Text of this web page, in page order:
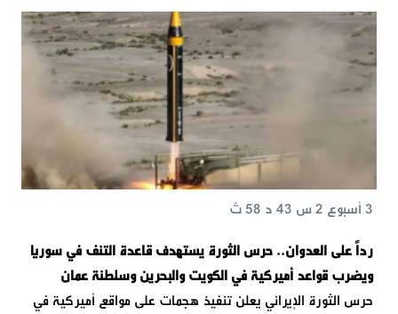
رداً على العدوان.. حرس الثورة يستهدف قاعدة التنف في سوريا
ويضرب قواعد أميركية في الكويت والبحرين وسلطنة عمان
3 أسبوع 2 س 43 د 58 ث
حرس الثورة الإيراني يعلن تنفيذ هجمات على مواقع أميركية في